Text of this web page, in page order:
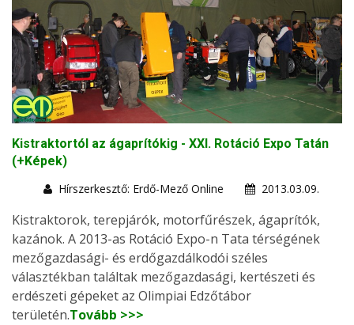
Kistraktortól az ágaprítókig - XXI. Rotáció Expo Tatán
(+Képek)
Hírszerkesztő: Erdő-Mező Online
2013.03.09.
Kistraktorok, terepjárók, motorfűrészek, ágaprítók,
kazánok. A 2013-as Rotáció Expo-n Tata térségének
mezőgazdasági- és erdőgazdálkodói széles
választékban találtak mezőgazdasági, kertészeti és
erdészeti gépeket az Olimpiai Edzőtábor
területén.Tovább >>>